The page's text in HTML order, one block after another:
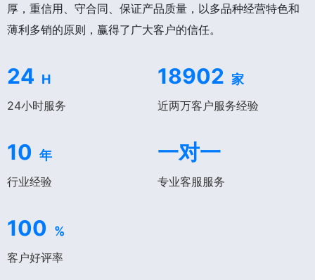
厚，重信用、守合同、保证产品质量，以多品种经营特色和
薄利多销的原则，赢得了广大客户的信任。
24 H
24小时服务
18902 家
近两万客户服务经验
10 年
行业经验
一对一
专业客服服务
100 %
客户好评率